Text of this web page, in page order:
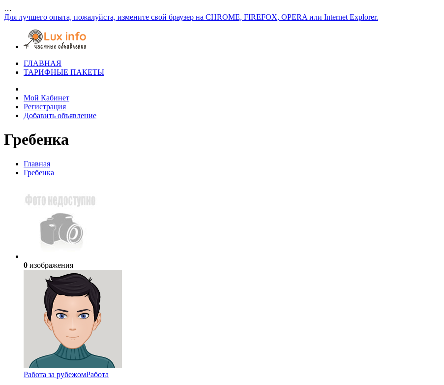
…
Для лучшего опыта, пожалуйста, измените свой браузер на CHROME, FIREFOX, OPERA или Internet Explorer.
ГЛАВНАЯ
ТАРИФНЫЕ ПАКЕТЫ
Мой Кабинет
Регистрация
Добавить объявление
Гребенка
Главная
Гребенка
0 изображения
Работа за рубежомРабота